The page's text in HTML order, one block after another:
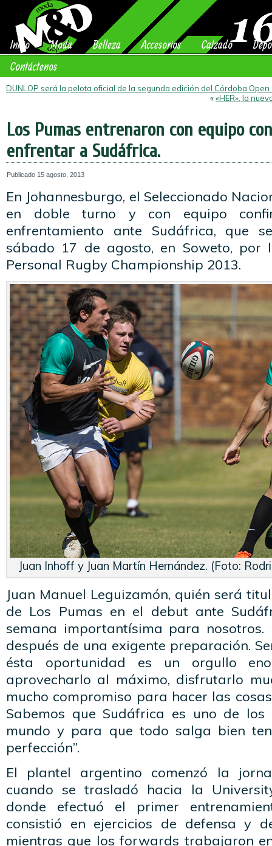
Inicio Moda Belleza Accesorios Calzado
Contáctenos
DUNLOP será la pelota oficial de la segunda edición del Córdoba Open
««HER», la
Los Pumas entrenaron con equipo
enfrentar a Sudáfrica.
Publicado 15 agosto, 2013
En Johannesburgo, el Seleccionado
en doble turno y con equipo
enfrentamiento ante Sudáfrica, que
sábado 17 de agosto, en Soweto, por
Personal Rugby Championship 2013.
Juan Inhoff y Juan Martín Hernández. (Foto:
Juan Manuel Leguizamón, quién será
de Los Pumas en el debut ante
semana importantísima para
después de una exigente preparación.
ésta oportunidad es un orgullo
aprovecharlo al máximo, disfrutarlo
mucho compromiso para hacer las
Sabemos que Sudáfrica es uno de los
mundo y para que todo salga bien
perfección”.
El plantel argentino comenzó la
cuando se trasladó hacia la
donde efectuó el primer
consistió en ejercicios de defensa y
mientras que los forwards trabajaron